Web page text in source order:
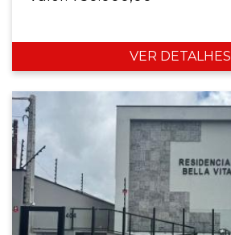
VER DETALHES